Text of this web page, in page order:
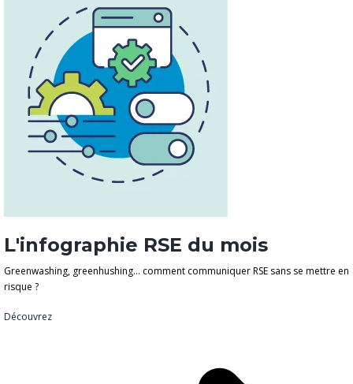
L'infographie RSE du mois
Greenwashing, greenhushing… comment communiquer RSE sans se mettre en
risque ?
Découvrez